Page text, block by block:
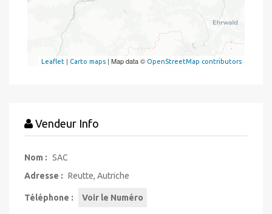
Leaflet | Carto maps | Map data © OpenStreetMap contributors
Vendeur Info
Nom : SAC
Adresse : Reutte, Autriche
Téléphone : Voir le Numéro